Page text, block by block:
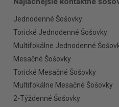
Jednodenné Šošovky
Torické Jednodenné Šošovky
Multifokálne Jednodenné
Mesačné Šošovky
Torické Mesačné Šošovky
Multifokálne Mesačné Šošovky
2-Týždenné Šošovky